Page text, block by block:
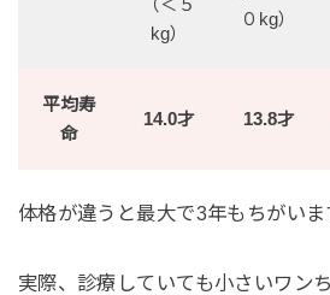
（＜５
kg）
０kg）
平均寿
命
14.0才 13.8才
体格が違うと最大で3年もちがいま
実際、診療していても小さいワン